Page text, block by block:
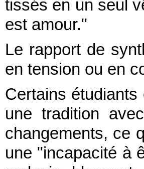
tissés en un seul
est amour."
Le rapport de
en tension ou en
Certains
une tradition
changements, ce
une "incapacité à